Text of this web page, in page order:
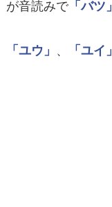
が音読みで「バツ」
「ユウ」 、 「ユイ」